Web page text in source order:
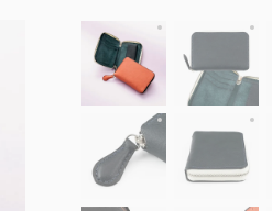
ミネルバボッ
外装（ミネル